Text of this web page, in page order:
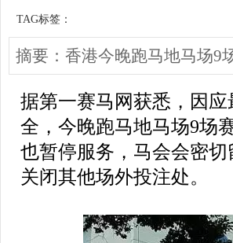
TAG标签：
摘要：香港今晚跑马地马场9
据第一赛马网获悉，因
全，今晚跑马地马场9场
也暂停服务，马会会密
关闭其他场外投注处。